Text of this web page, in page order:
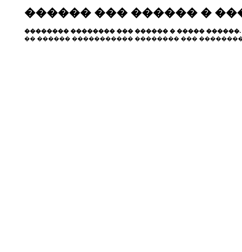
������ ��� ������ �
�������� �������� ��� ������ � ����� ������.
�� ������ ����������� �������� ���